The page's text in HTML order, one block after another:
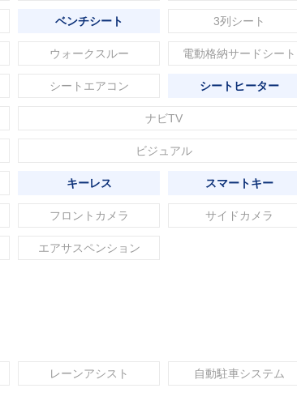
ベンチシート 3列シート
ウォークスルー 電動格納サードシート
シートエアコン シートヒーター
ナビTV
ビジュアル
キーレス スマートキー
フロントカメラ サイドカメラ
エアサスペンション
レーンアシスト 自動駐車システム